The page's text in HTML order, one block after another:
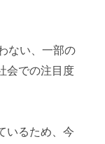
ない、一部の
会での注目度
いるため、今